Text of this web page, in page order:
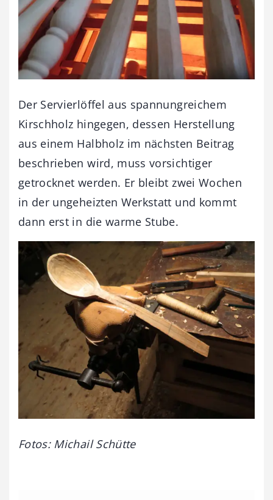
Der Servierlöffel aus spannungreichem
Kirschholz hingegen, dessen Herstellung
aus einem Halbholz im nächsten Beitrag
beschrieben wird, muss vorsichtiger
getrocknet werden. Er bleibt zwei Wochen
in der ungeheizten Werkstatt und kommt
dann erst in die warme Stube.
Fotos: Michail Schütte